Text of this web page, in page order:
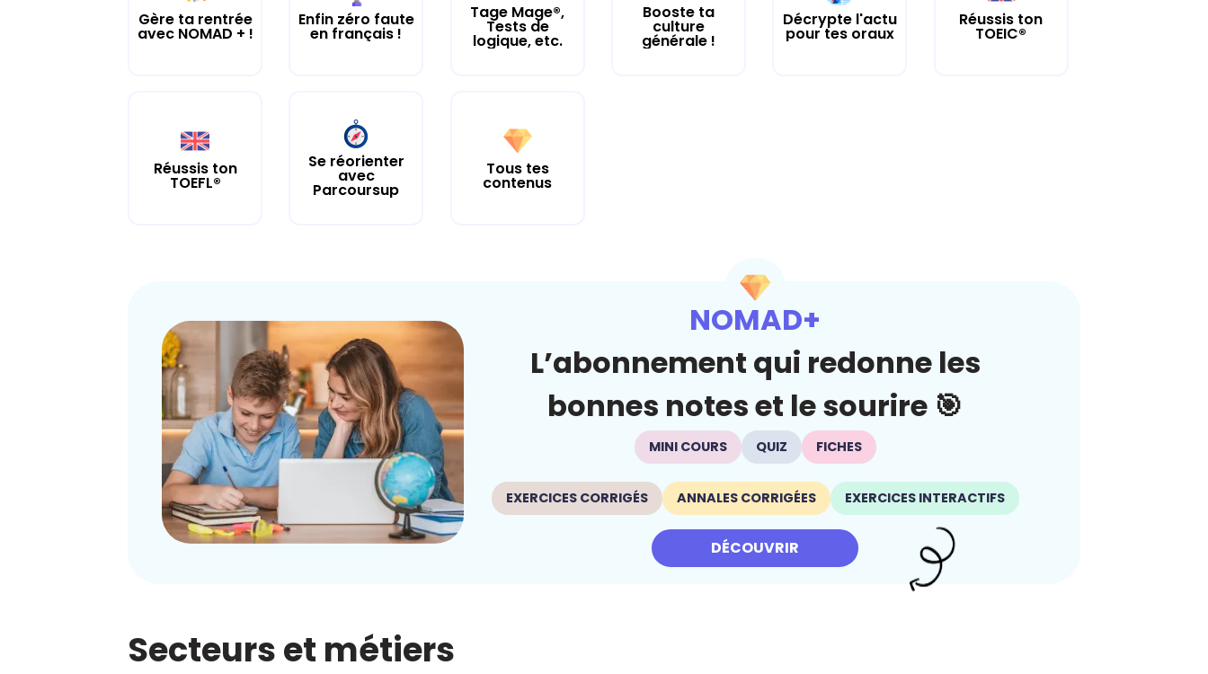
Gère ta rentrée
avec NOMAD + !
Enfin zéro faute
en français !
Tage Mage®,
Tests de
logique, etc.
Booste ta
culture
générale !
Décrypte l'actu
pour tes oraux
Réussis ton
TOEIC®
Réussis ton
TOEFL®
Se réorienter
avec
Parcoursup
Tous tes
contenus
NOMAD+
L’abonnement qui redonne les
bonnes notes et le sourire 🎯
MINI COURS QUIZ FICHES
EXERCICES CORRIGÉS ANNALES CORRIGÉES EXERCICES INTERACTIFS
DÉCOUVRIR
Secteurs et métiers